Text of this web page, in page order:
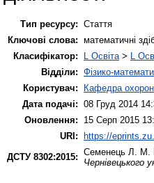
Тип ресурсу: Стаття
Ключові слова: математичні
Класифікатор:
L Освіта > L
Відділи: Фізико-
Користувач:
Кафедра
Дата подачі: 08 Груд 2014
Оновлення:
15 Серп 2015
URI: https://
ДСТУ 8302:2015: Семенець Л. М.
Чернівецького